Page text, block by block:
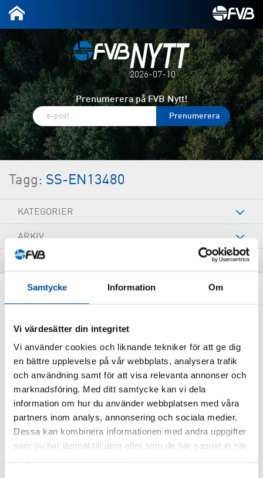
Samtycke Information Om
Vi värdesätter din integritet
Vi använder cookies och liknande tekniker för att ge dig
en bättre upplevelse på vår webbplats, analysera trafik
och användning samt för att visa relevanta annonser och
marknadsföring. Med ditt samtycke kan vi dela
information om hur du använder webbplatsen med våra
partners inom analys, annonsering och sociala medier.
Dessa kan kombinera informationen med andra uppgifter
som du har lämnat till dem eller som de har samlat in när
2026-07-10
Prenumerera på FVB Nytt!
Tagg: SS-EN13480
KATEGORIER
ARKIV
TAGGAR
ROHR2
2016-07-11